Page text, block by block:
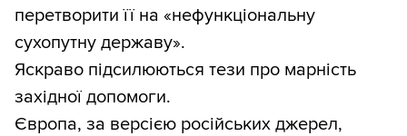
перетворити її на «нефункціональну
сухопутну державу».
Яскраво підсилюються тези про марність
західної допомоги.
Європа, за версією російських джерел,